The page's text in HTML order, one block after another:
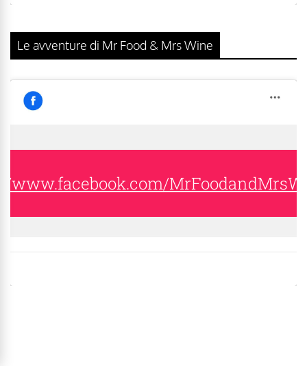
Le avventure di Mr Food & Mrs Wine
www.facebook.com/